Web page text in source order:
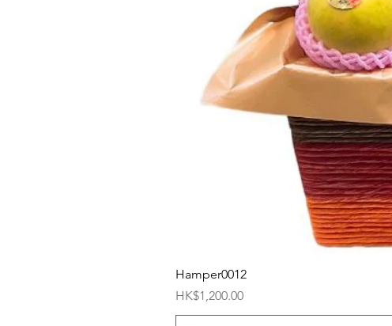
Hamper0012
價格
HK$1,200.00